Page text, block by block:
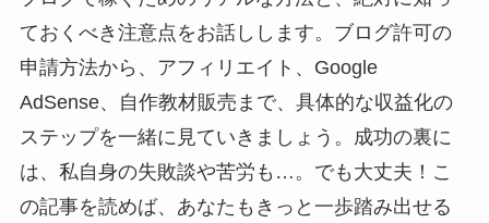
ておくべき注意点をお話しします。ブログ許可の
申請方法から、アフィリエイト、Google
AdSense、自作教材販売まで、具体的な収益化の
ステップを一緒に見ていきましょう。成功の裏に
は、私自身の失敗談や苦労も…。でも大丈夫！こ
の記事を読めば、あなたもきっと一歩踏み出せる